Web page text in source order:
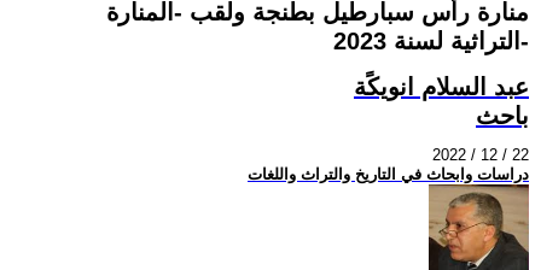
منارة رأس سبارطيل بطنجة ولقب -المنارة
التراثية لسنة 2023-
عبد السلام انويكًة
باحث
2022 / 12 / 22
دراسات وابحاث في التاريخ والتراث واللغات